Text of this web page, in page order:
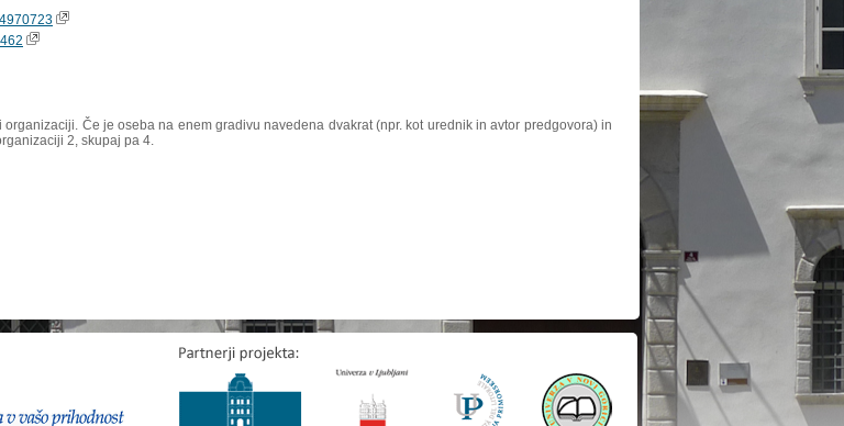
Če je oseba na enem gradivu navedena dvakrat (npr. kot urednik in avtor predgovora) in
2, skupaj pa 4.